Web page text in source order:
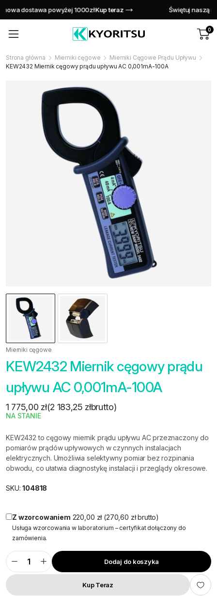
Świętuj naszą rocznicę dzięki ekskluzywnym ofertom! Kup teraz
0
Strona główna Mierniki cęgowe
Mierniki Cęgowe Prądu Upływu
KEW2432 Miernik cęgowy prądu upływu AC 0,001mA-100A
Mierniki cęgowe
KEW2432 Miernik cęgowy prądu
upływu AC 0,001mA-100A
1 775,00 zł(2 183,25 złbrutto)
NA STANIE
KEW2432 to cęgowy miernik prądu upływu AC przeznaczony do
pomiarów prądów upływowych w czynnych instalacjach
elektrycznych. Umożliwia selektywny pomiar bez rozpinania
obwodu, co ułatwia diagnostykę instalacji i przeglądy okresowe.
SKU:104818
Z wzorcowaniem 220,00 zł(270,60 złbrutto)
Usługa wzorcowania w laboratorium – certyfikat dołączony do
zamówienia.
KEW2432
Miernik
cęgowy
prądu
upływu
Dodaj do koszyka
Kup Teraz